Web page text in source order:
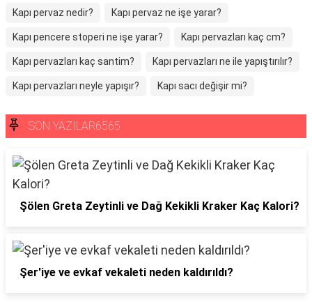
Kapı pervaz nedir? Kapı pervaz ne işe yarar?
Kapı pencere stoperi ne işe yarar? Kapı pervazları kaç cm?
Kapı pervazları kaç santim? Kapı pervazları ne ile yapıştırılır?
Kapı pervazları neyle yapışır? Kapı sacı değişir mi?
SON YAZILAR6565
Şölen Greta Zeytinli ve Dağ Kekikli Kraker Kaç Kalori?
Şer'iye ve evkaf vekaleti neden kaldırıldı?